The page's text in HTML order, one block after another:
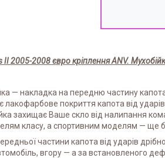
2005-2008 євро кріплення ANV.
— накладка на передню частину
покриття капота від
захищає Ваше скло від налипання
класу, а спортивним моделям — ще
частини капота від ударів
вгору — а за встановленого